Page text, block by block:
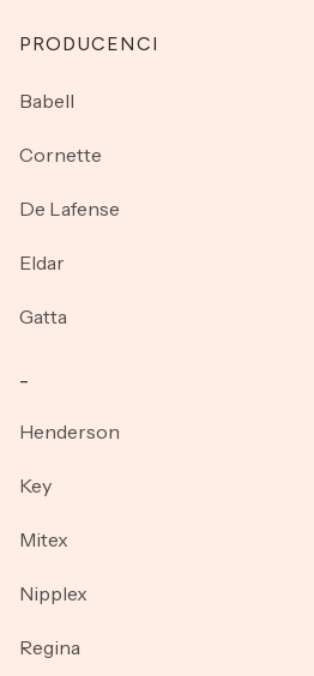
PRODUCENCI
Babell
Cornette
De Lafense
Eldar
Gatta
Henderson
Key
Mitex
Nipplex
Regina